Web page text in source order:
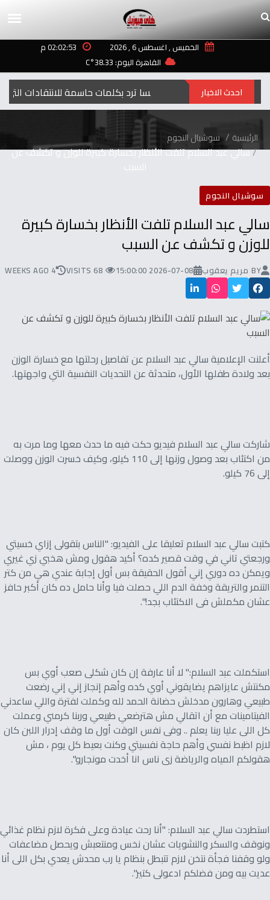
الخميس , اغسطس 6 , 2026
02:02:53 م
القاهرة اليوم: 38.33°C
احدث الاخبار
الرئيسية سوشيال النجوم
سالي عبد السلام تلفت الأنظار بخسارة كبيرة للوزن و تكشف عن
السبب
سوشيال النجوم
سالي عبد السلام تلفت الأنظار بخسارة كبيرة
للوزن و تكشف عن السبب
BY مريم يعقوب 2026-07-08 15:00:00
68 VISITS
4 WEEKS AGO
أعلنت الإعلامية سالي عبد السلام عن تفاصيل رحلتها مع خسارة الوزن
بعد ولادة طفلها الأول، متحدثة عن التحديات النفسية التي واجهتها.
شاركت سالي عبد السلام فيديو حكت فيه ما حدث معها وما مرت به
من اكتئاب بعد وصول وزنها إلى 110 كيلو، وكيف خسرت الوزن ووصلت
إلى 76 كيلو.
كتبت سالي عبد السلام تعليقا على الفيديو: "الناس بتقولى إزاي خسيتي
ورجعتي تاني في وقت قصير كده؟ أكيد هقول ومش هخبي زي غيري
ويمكن ده دوري إني أقول الحقيقة بس أول إجابة عندي هي من كتر
التنمر والتريقة وخفة الدم اللي حصلت فيا وأنا حامل ده كان أكبر حافز
عشان مكملش فى الاكتئاب بجد!".
استكملت عبد السلام:" لا أنا عارفة إن كان شكلى صعب أوي بس
مكنتش عايزاهم يضايقوني أوي كده وأهم إنجاز إني إني رضعت
طبيعي وهارون مدخلش حضانة الحمد لله وكملت لفترة واللي ساعدني
الفيتامينات مع أن اتقالي مش هترضعي طبيعي وربنا كرمني وعملت
كل اللى عليا ربنا يعلم .. وفى نفس الوقت أول ما وقف إدرار اللبن كان
لازم اظبط نفسي وأهم حاجة نفسيتي وكنت بعيط كل يوم ، مش
هقولكم المياه والرياضة زى ناس انا أخدت مونجارو".
استطردت سالي عبد السلام: "أنا رحت عيادة وعلى فكرة لازم نظام غذائي
ونوقف والسكر والنشويات عشان نخس ومنتعبش ويحصل مضاعفات
ولو وقفنا فجأة نتخن لازم تتبطل بنظام يا رب محدش يعدي بكل اللى أنا
عديت بيه ومن فضلكم ادعولى كتير".